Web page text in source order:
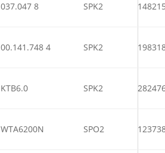
037.047 8 SPK2
00.141.748 4 SPK2
KTB6.0 SPK2
WTA6200N SPO2